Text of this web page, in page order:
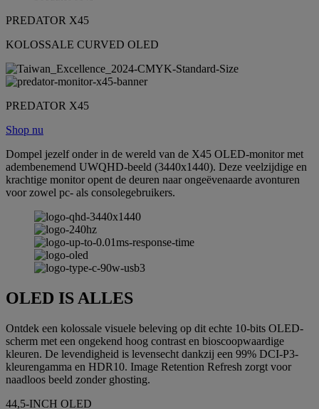
PREDATOR X45
KOLOSSALE CURVED OLED
PREDATOR X45
Shop nu
Dompel jezelf onder in de wereld van de X45 OLED-monitor met
adembenemend UWQHD-beeld (3440x1440). Deze veelzijdige en
krachtige monitor opent de deuren naar ongeëvenaarde avonturen
voor zowel pc- als consolegebruikers.
OLED IS ALLES
Ontdek een kolossale visuele beleving op dit echte 10-bits OLED-
scherm met een ongekend hoog contrast en bioscoopwaardige
kleuren. De levendigheid is levensecht dankzij een 99% DCI-P3-
kleurengamma en HDR10. Image Retention Refresh zorgt voor
naadloos beeld zonder ghosting.
44,5-INCH OLED